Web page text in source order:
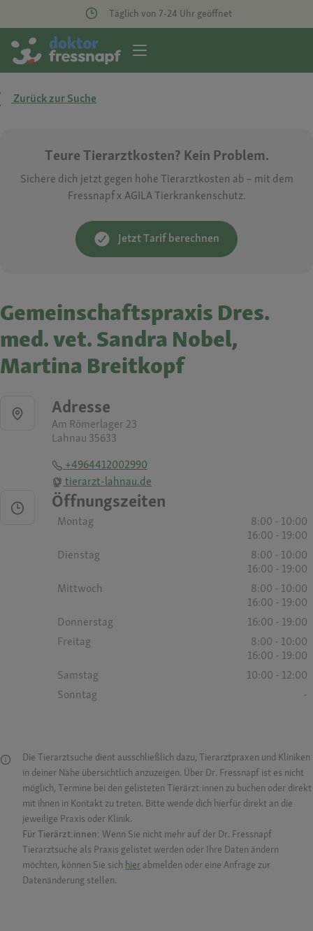
Täglich von 7-24 Uhr geöffnet
Zurück zur Suche
Teure Tierarztkosten? Kein Problem.
Sichere dich jetzt gegen hohe Tierarztkosten ab – mit dem
Fressnapf x AGILA Tierkrankenschutz.
Jetzt Tarif berechnen
Gemeinschaftspraxis Dres.
med. vet. Sandra Nobel,
Martina Breitkopf
Adresse
Am Römerlager 23
Lahnau 35633
+4964412002990
tierarzt-lahnau.de
Öffnungszeiten
Montag
8:00 - 10:00
16:00 - 19:00
Dienstag
8:00 - 10:00
16:00 - 19:00
Mittwoch
8:00 - 10:00
16:00 - 19:00
Donnerstag
16:00 - 19:00
Freitag
8:00 - 10:00
16:00 - 19:00
Samstag
10:00 - 12:00
Sonntag
-
Die Tierarztsuche dient ausschließlich dazu, Tierarztpraxen und Kliniken
in deiner Nähe übersichtlich anzuzeigen. Über Dr. Fressnapf ist es nicht
möglich, Termine bei den gelisteten Tierärzt:innen zu buchen oder direkt
mit ihnen in Kontakt zu treten. Bitte wende dich hierfür direkt an die
jeweilige Praxis oder Klinik.
Für Tierärzt:innen: Wenn Sie nicht mehr auf der Dr. Fressnapf
Tierarztsuche als Praxis gelistet werden oder Ihre Daten ändern
möchten, können Sie sich hier abmelden oder eine Anfrage zur
Datenänderung stellen.